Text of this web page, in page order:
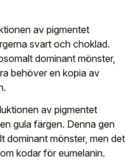
av pigmentet
svart och choklad.
dominant mönster,
behöver en kopia av
av pigmentet
gula färgen. Denna gen
dominant mönster, men det
kodar för eumelanin.